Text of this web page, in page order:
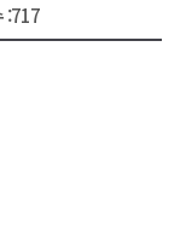
:717